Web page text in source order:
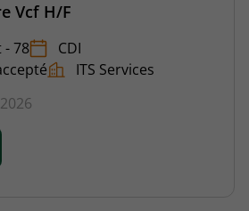
Vcf H/F
- 78
CDI
ITS Services